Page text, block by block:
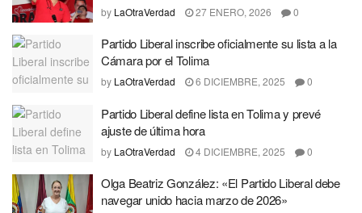
by LaOtraVerdad 27 ENERO, 2026 0
Partido Liberal inscribe oficialmente su lista a la
Cámara por el Tolima
by LaOtraVerdad 6 DICIEMBRE, 2025 0
Partido Liberal define lista en Tolima y prevé
ajuste de última hora
by LaOtraVerdad 4 DICIEMBRE, 2025 0
Olga Beatriz González: «El Partido Liberal debe
navegar unido hacia marzo de 2026»